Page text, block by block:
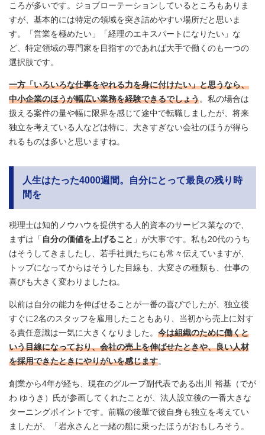
ころが多いです。ジョブローテーションしているところもありま
すが、基本的には特定の領域を突き詰めやすい場所だと思いま
す。「営業を極めたい」「経理のエキスパートになりたい」な
ど、特定領域の専門家を目指すのであれば大手で働くのも一つの
選択肢です。
一方「いろいろな仕事をやれる力を身に付けたい」と思うなら、
中小企業のほうが幅広い業務を経験できるでしょう。私の場合は
扱える案件の量や幅に限界を感じて途中で転職しましたが、将来
独立を考えている人などは特に、大きすぎない会社のほうが得ら
れるものは多いと思いますね。
人生はたった4000週間。自分にとって最良の残り時
間を
税理士は知的ノウハウを提供する人的資本のサービス業なので、
まずは「 自分の価値を上げること 」が大事です。私も20代のうち
はそうしてきましたし、若手社員たちにも常々伝えていますが、
トップになってからはそうした目線も、大変さの種類も、仕事の
喜びも大きく変わりましたね。
以前は自分の能力を伸ばせることが一番の喜びでしたが、独立後
すぐに2名のスタッフを雇用したこともあり、当初から売上に対す
る責任意識は一気に大きくなりました。 今は組織のために働くと
いう目線になっており、会社の売上を伸ばせたときや、良い人材
を採用できたときにやりがいを感じます。
創業から4年が経ち、現在のグループ副代表である出川 裕基（でが
わ ゆうき）氏が参画してくれたことが、法人設立後の一番大きな
ターニングポイントです。前職の後輩で彼自身も独立を考えてい
ましたが、「岩永さんと一緒の船に乗ったほうがおもしろそう。